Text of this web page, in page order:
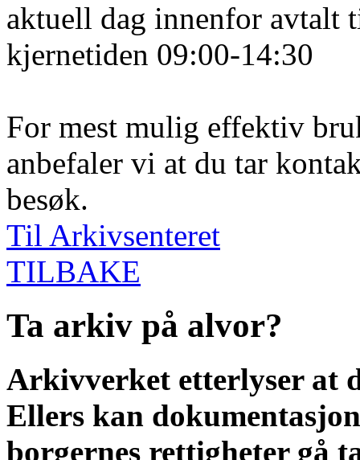
aktuell dag innenfor avtalt
kjernetiden 09:00-14:30
For mest mulig effektiv
anbefaler vi at du tar
besøk.
Til Arkivsenteret
TILBAKE
Ta arkiv på alvor?
Arkivverket etterlyser at
Ellers kan
borgernes rettigheter gå